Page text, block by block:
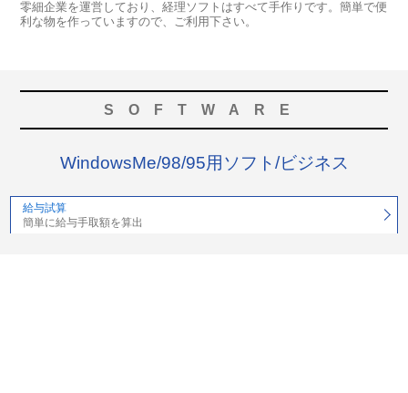
零細企業を運営しており、経理ソフトはすべて手作りです。簡単で便
利な物を作っていますので、ご利用下さい。
SOFTWARE
WindowsMe/98/95用ソフト/ビジネス
給与試算
簡単に給与手取額を算出